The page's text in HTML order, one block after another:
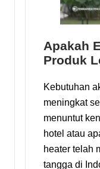
Apakah
Produk
Kebutuhan
meningkat
menuntut
hotel atau
heater telah
tangga di